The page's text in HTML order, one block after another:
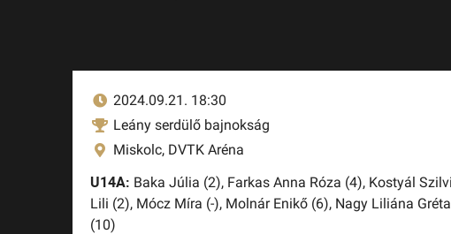
2024.09.21. 18:30
Leány serdülő bajnokság
Miskolc, DVTK Aréna
U14A: Baka Júlia (2), Farkas Anna Róza (4), Kostyál
Lili (2), Mócz Míra (-), Molnár Enikő (6), Nagy Liliána
(10)